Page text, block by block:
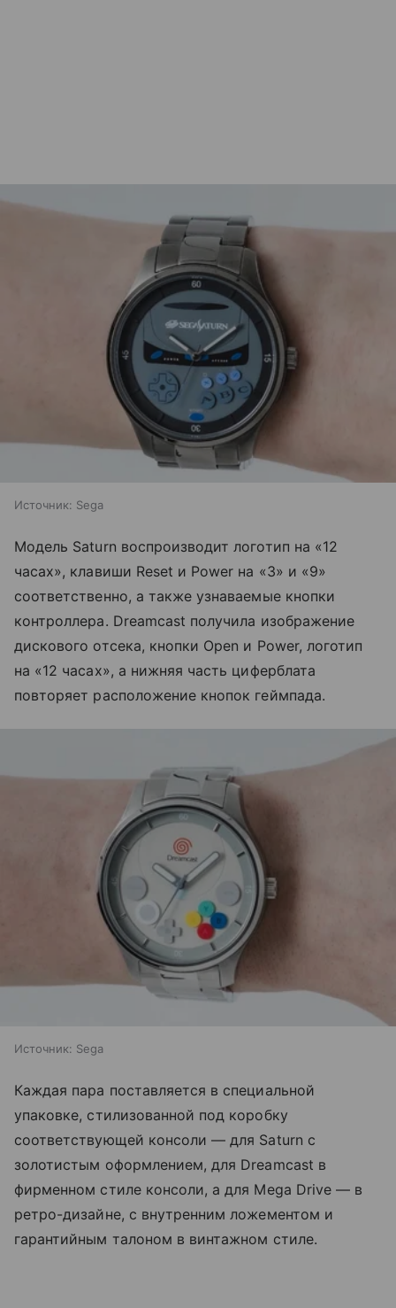
Источник: Sega
Модель Saturn воспроизводит логотип на «12
часах», клавиши Reset и Power на «3» и «9»
соответственно, а также узнаваемые кнопки
контроллера. Dreamcast получила изображение
дискового отсека, кнопки Open и Power, логотип
на «12 часах», а нижняя часть циферблата
повторяет расположение кнопок геймпада.
Источник: Sega
Каждая пара поставляется в специальной
упаковке, стилизованной под коробку
соответствующей консоли — для Saturn с
золотистым оформлением, для Dreamcast в
фирменном стиле консоли, а для Mega Drive — в
ретро-дизайне, с внутренним ложементом и
гарантийным талоном в винтажном стиле.